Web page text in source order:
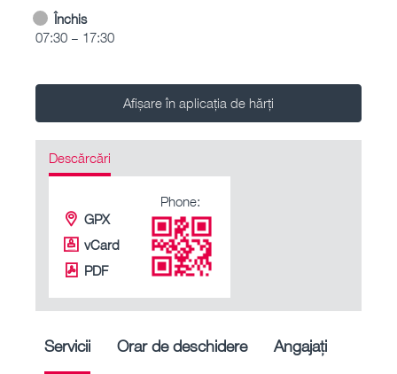
Închis
07:30 – 17:30
Afișare în aplicația de hărți
Descărcări
GPX
vCard
PDF
Phone:
Servicii Orar de deschidere Angajați